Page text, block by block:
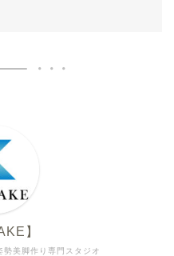
勢美脚作り専門スタジオ
】